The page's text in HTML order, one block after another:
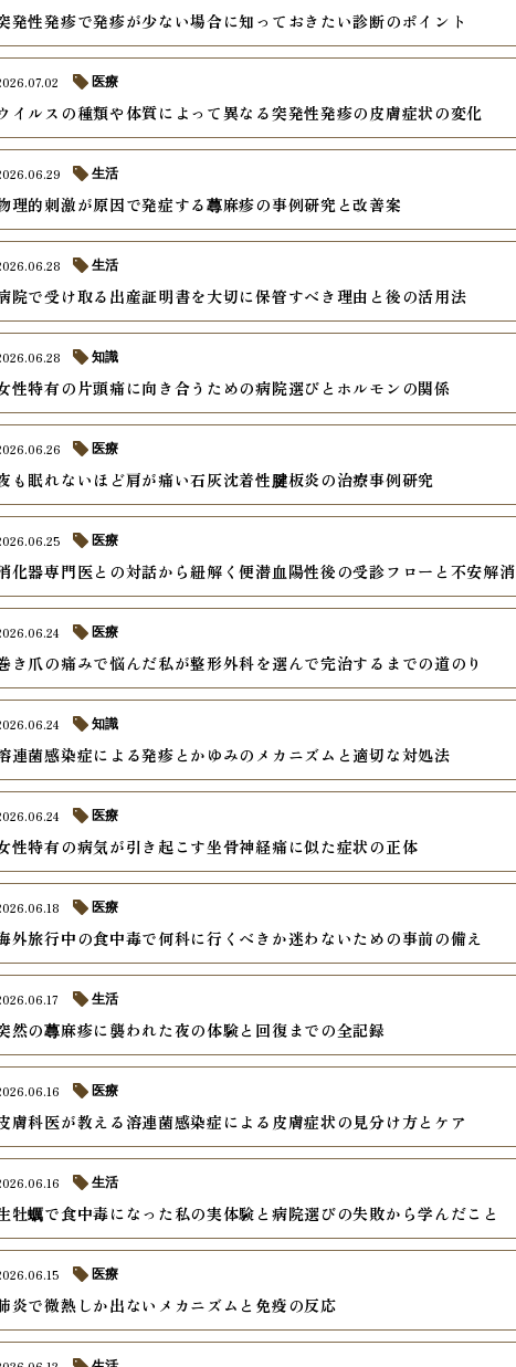
発性発疹で発疹が少ない場合に知っておきたい診断のポイント
イルスの種類や体質によって異なる突発性発疹の皮膚症状の変化
医療
理的刺激が原因で発症する蕁麻疹の事例研究と改善案
生活
院で受け取る出産証明書を大切に保管すべき理由と後の活用法
生活
性特有の片頭痛に向き合うための病院選びとホルモンの関係
知識
も眠れないほど肩が痛い石灰沈着性腱板炎の治療事例研究
医療
化器専門医との対話から紐解く便潜血陽性後の受診フローと不安解消
医療
き爪の痛みで悩んだ私が整形外科を選んで完治するまでの道のり
医療
連菌感染症による発疹とかゆみのメカニズムと適切な対処法
知識
性特有の病気が引き起こす坐骨神経痛に似た症状の正体
医療
外旅行中の食中毒で何科に行くべきか迷わないための事前の備え
医療
然の蕁麻疹に襲われた夜の体験と回復までの全記録
生活
膚科医が教える溶連菌感染症による皮膚症状の見分け方とケア
医療
牡蠣で食中毒になった私の実体験と病院選びの失敗から学んだこと
生活
炎で微熱しか出ないメカニズムと免疫の反応
医療